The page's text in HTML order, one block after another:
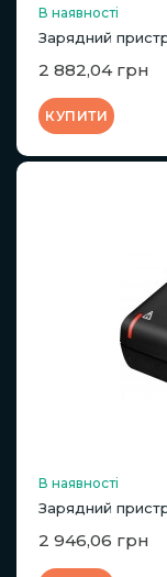
В наявності
Зарядний
2 882,04 грн
КУПИТИ
В наявності
Зарядний
2 946,06 грн